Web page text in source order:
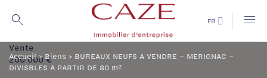
contenu
FR
Accueil> Biens > BUREAUX NEUFS A VENDRE – MERIGNAC –
DIVISBLES A PARTIR DE 80 m²
Vente
200 000 €